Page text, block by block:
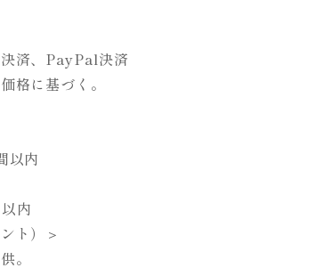
済、PayPal決済
格に基づく。
以内
内
ト）＞
。